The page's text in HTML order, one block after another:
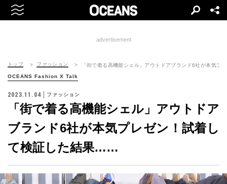
advertisement
トップ ファッション 「街で着る高機能シェル」アウトドアブランド6社が本気
OCEANS Fashion X Talk
2023.11.04 ファッション
「街で着る高機能シェル」アウトドア
ブランド6社が本気プレゼン！試着し
て検証した結果……